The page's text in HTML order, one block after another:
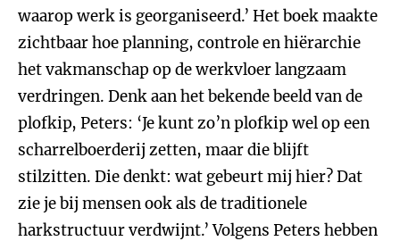
waarop werk is georganiseerd.’ Het boek maakte
zichtbaar hoe planning, controle en hiërarchie
het vakmanschap op de werkvloer langzaam
verdringen. Denk aan het bekende beeld van de
plofkip, Peters: ‘Je kunt zo’n plofkip wel op een
scharrelboerderij zetten, maar die blijft
stilzitten. Die denkt: wat gebeurt mij hier? Dat
zie je bij mensen ook als de traditionele
harkstructuur verdwijnt.’ Volgens Peters hebben